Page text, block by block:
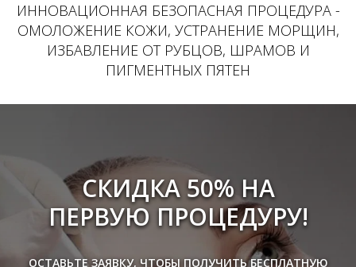
ИННОВАЦИОННАЯ БЕЗОПАСНАЯ ПРОЦЕДУРА -
ОМОЛОЖЕНИЕ КОЖИ, УСТРАНЕНИЕ МОРЩИН,
ИЗБАВЛЕНИЕ ОТ РУБЦОВ, ШРАМОВ И
ПИГМЕНТНЫХ ПЯТЕН
СКИДКА 50% НА
ПЕРВУЮ ПРОЦЕДУРУ!
ОСТАВЬТЕ ЗАЯВКУ, ЧТОБЫ ПОЛУЧИТЬ БЕСПЛАТНУЮ